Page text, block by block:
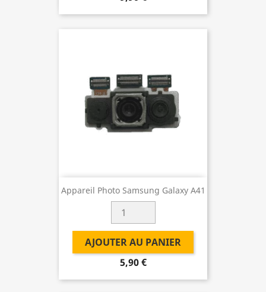
Appareil Photo Samsung Galaxy A41
AJOUTER AU PANIER
5,90 €